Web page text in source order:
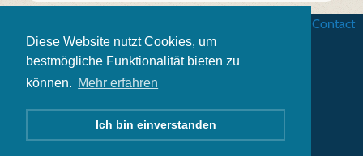
Diese Website nutzt Cookies, um
bestmögliche Funktionalität bieten zu
können. Mehr erfahren
Ich bin einverstanden
Contact